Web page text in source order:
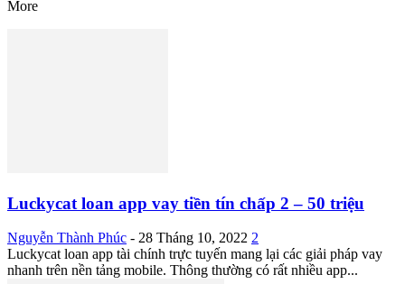
More
Luckycat loan app vay tiền tín chấp 2 – 50 triệu
Nguyễn Thành Phúc - 28 Tháng 10, 2022 2
Luckycat loan app tài chính trực tuyến mang lại các giải pháp vay
nhanh trên nền tảng mobile. Thông thường có rất nhiều app...